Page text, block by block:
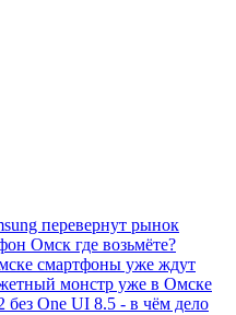
перевернут рынок
Омск где возьмёте?
смартфоны уже ждут
монстр уже в Омске
без One UI 8.5 - в чём дело